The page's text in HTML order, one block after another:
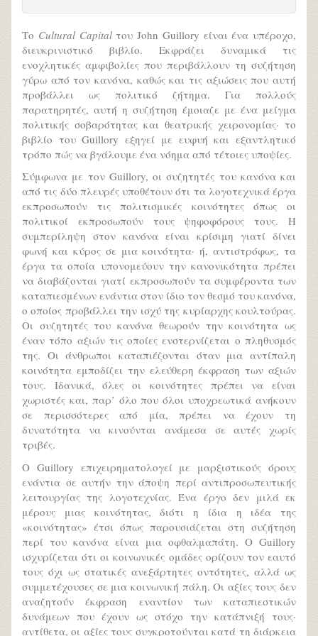
Τo Cultural Capitalτου John Guillory είναι ένα υπέροχο,
διευκρινιστικό βιβλίο. Εκφράζει δυναμικά τις
ενοχλητικές αμφιβολίες που περιβάλλουν τη συζήτηση
γύρω από τον κανόνα, καθώς και τις αξιώσεις που αυτή
προβάλλει ως πολιτικό ζήτημα. Για πολλούς
παρατηρητές, αυτή η συζήτηση έμοιαζε με ένα μείγμα
πολιτικής σοβαρότητας και θεατρικής χειρονομίας· το
βιβλίο του Guillory εξηγεί με ευφυή και εξαντλητικό
τρόπο πώς να βγάλουμε ένα νόημα από τέτοιες υποψίες.
Σύμφωνα με τον Guillory, οι συζητητές του κανόνα και
από τις δύο πλευρές υποθέτουν ότι τα λογοτεχνικά έργα
εκπροσωπούν τις πολιτισμικές κοινότητες όπως οι
πολιτικοί εκπροσωπούν τους ψηφοφόρους τους. Η
συμπερίληψη στον κανόνα είναι κρίσιμη γιατί δίνει
φωνή και κύρος σε μια κοινότητα· ή, αντιστρόφως, τα
έργα τα οποία υπονομεύουν την κανονικότητα πρέπει
να διαβάζονται γιατί εκπροσωπούν τα συμφέροντα των
καταπιεσμένων ενάντια στον ίδιο τον θεσμό του κανόνα,
ο οποίος προβάλλει την ισχύ της κυρίαρχης κουλτούρας.
Οι συζητητές του κανόνα θεωρούν την κοινότητα ως
έναν τόπο αξιών τις οποίες ενστερνίζεται ο πληθυσμός
της. Οι άνθρωποι καταπιέζονται όταν μια αντίπαλη
κοινότητα εμποδίζει την ελεύθερη έκφραση των αξιών
τους. Ιδανικά, όλες οι κοινότητες πρέπει να είναι
χωριστές και, παρ’ όλο που όλοι υποχρεωτικά ανήκουν
σε περισσότερες από μία, πρέπει να έχουν τη
δυνατότητα να κινούνται ανάμεσα σε αυτές χωρίς
τριβές.
Ο Guillory επιχειρηματολογεί με μαρξιστικούς όρους
ενάντια σε αυτήν την άποψη περί αντιπροσωπευτικής
λειτουργίας της λογοτεχνίας. Ένα έργο δεν μιλά εκ
μέρους μιας κοινότητας, διότι η ίδια η ιδέα της
«κοινότητας» έτσι όπως παρουσιάζεται στη συζήτηση
περί του κανόνα είναι μια οφθαλμαπάτη. Ο Guillory
ισχυρίζεται ότι οι κοινωνικές ομάδες ορίζουν τον εαυτό
τους όχι ως στατικές ανεξάρτητες οντότητες, αλλά ως
συμμετέχουσες σε μια κοινωνική πάλη. Οι αξίες τους δεν
αναζητούν έκφραση εναντίον των καταπιεστικών
δυνάμεων που έχουν ως στόχο την κατάπνιξή τους·
αντίθετα, οι αξίες τους συγκροτούνται κατά τη διάρκεια